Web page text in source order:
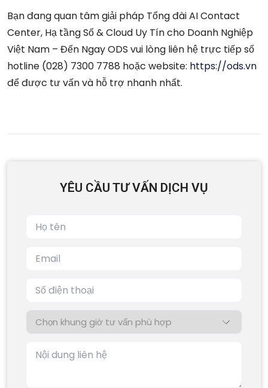
Bạn đang quan tâm giải pháp Tổng đài AI Contact
Center, Hạ tầng Số & Cloud Uy Tín cho Doanh Nghiệp
Việt Nam – Đến Ngay ODS vui lòng liên hệ trực tiếp số
hotline (028) 7300 7788 hoặc website: https://ods.vn
để được tư vấn và hỗ trợ nhanh nhất.
YÊU CẦU TƯ VẤN DỊCH VỤ